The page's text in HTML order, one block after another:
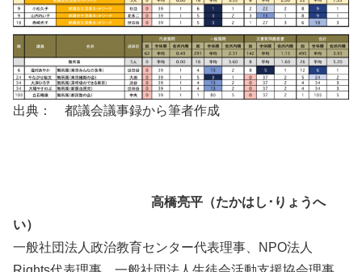
出典： 都議会議事録から筆者作成
高橋亮平（たかはし･りょうへ
い）
一般社団法人政治教育センター代表理事、NPO法人